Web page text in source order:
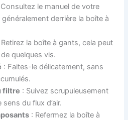
le manuel de votre
derrière la boîte à
Retirez la boîte à gants, cela peut
quelques vis.
: Faites-le délicatement, sans
filtre : Suivez scrupuleusement
du flux d’air.
: Refermez la boîte à